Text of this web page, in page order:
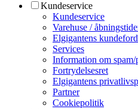
Kundeservice
Kundeservice
Varehuse /
Elgigantens
Services
Information om
Fortrydelsesret
Elgigantens
Partner
Cookiepolitik